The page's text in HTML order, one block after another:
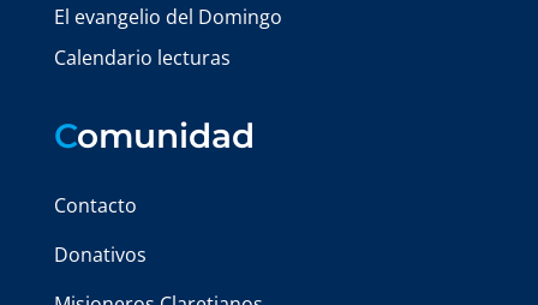
El evangelio del Domingo
Calendario lecturas
Comunidad
Contacto
Donativos